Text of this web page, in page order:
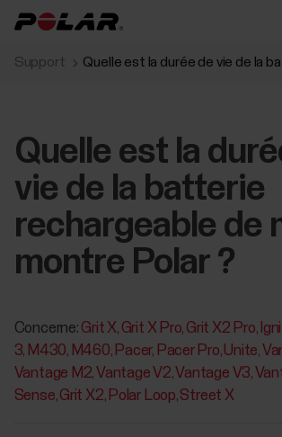
Support Quelle est la durée de vie de la
Quelle est la
vie de la batterie
rechargeable de
montre Polar ?
Concerne: Grit X Grit X Pro Grit X2 Pro
3 M430 M460 Pacer Pacer Pro Unite
Vantage M2 Vantage V2 Vantage V3
Sense Grit X2 Polar Loop Street X